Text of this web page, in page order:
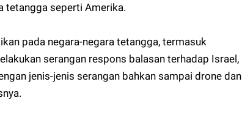
tetangga seperti Amerika.
pada negara-negara tetangga, termasuk
serangan respons balasan terhadap Israel,
jenis-jenis serangan bahkan sampai drone dan